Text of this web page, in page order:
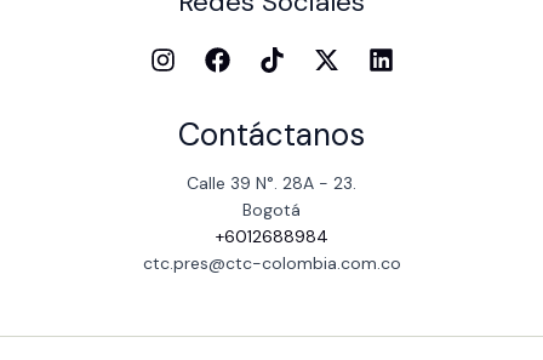
Contáctanos
Calle 39 N°. 28A - 23.
Bogotá
+6012688984
ctc.pres@ctc-colombia.com.co